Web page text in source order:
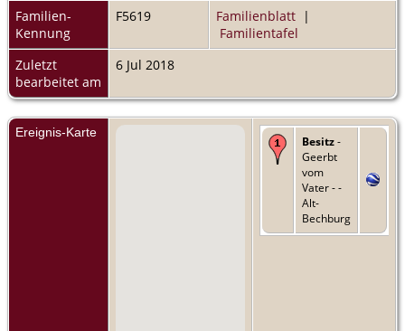
Familien-
Kennung
F5619 Familienblatt |
Familientafel
Zuletzt
bearbeitet am
6 Jul 2018
Ereignis-Karte
Besitz-
Geerbt
vom
Vater - -
Alt-
Bechburg